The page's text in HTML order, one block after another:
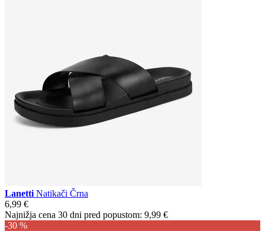
Lanetti Natikači Črna
6,99 €
Najnižja cena 30 dni pred popustom: 9,99 €
-30 %